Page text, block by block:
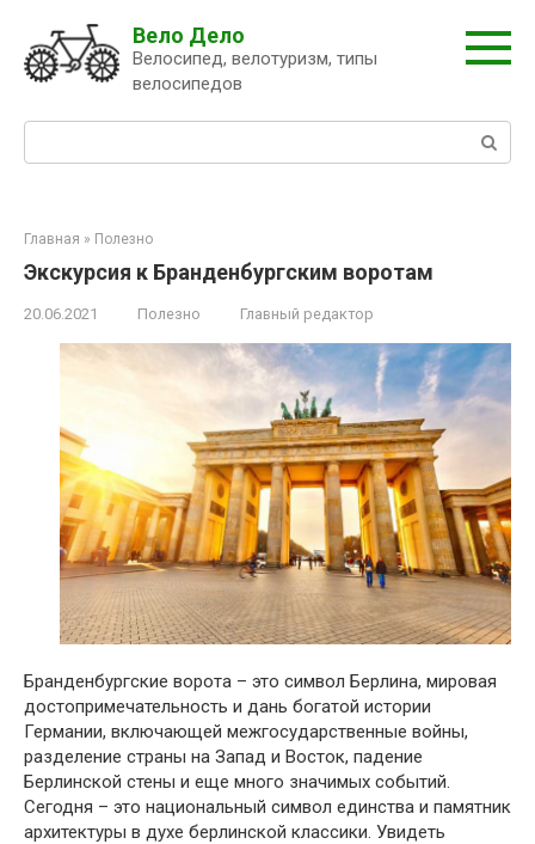
контенту
Вело Дело
Велосипед, велотуризм, типы
велосипедов
Главная » Полезно
Экскурсия к Бранденбургским воротам
20.06.2021 Полезно Главный редактор
Бранденбургские ворота – это символ Берлина, мировая
достопримечательность и дань богатой истории
Германии, включающей межгосударственные войны,
разделение страны на Запад и Восток, падение
Берлинской стены и еще много значимых событий.
Сегодня – это национальный символ единства и памятник
архитектуры в духе берлинской классики. Увидеть